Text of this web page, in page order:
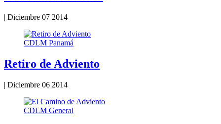
| Diciembre 07 2014
CDLM Panamá
Retiro de Adviento
| Diciembre 06 2014
CDLM General